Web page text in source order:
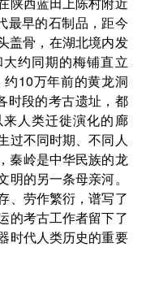
最早的石制品，距今
盖骨，在湖北境内发
约同期的梅铺直立
10万年前的黄龙洞
时段的考古遗址，都
人类迁徙演化的廊
过不同时期、不同人
岭是中华民族的龙
的另一条母亲河。
、劳作繁衍，谱写了
的考古工作者留下了
时代人类历史的重要